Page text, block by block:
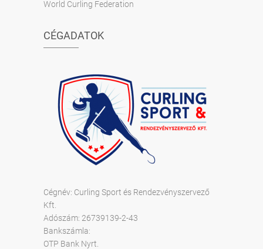
World Curling Federation
CÉGADATOK
Cégnév: Curling Sport és Rendezvényszervező
Kft.
Adószám: 26739139-2-43
Bankszámla:
OTP Bank Nyrt.